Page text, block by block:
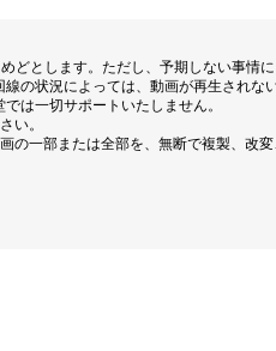
どとします。ただし、予期しない事情
の状況によっては、動画が再生されな
は一切サポートいたしません。
い。
の一部または全部を、無断で複製、改